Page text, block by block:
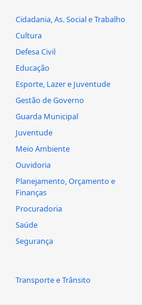
Cidadania, As. Social e Trabalho
Cultura
Defesa Civil
Educação
Esporte, Lazer e Juventude
Gestão de Governo
Guarda Municipal
Juventude
Meio Ambiente
Ouvidoria
Planejamento, Orçamento e
Finanças
Procuradoria
Saúde
Segurança
Transporte e Trânsito